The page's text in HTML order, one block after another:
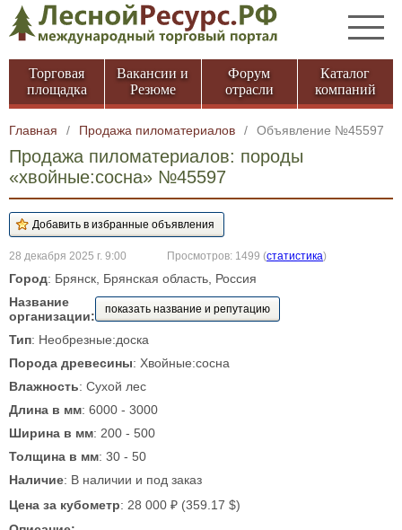
Торговая
площадка
Вакансии и
Резюме
Форум
отрасли
Каталог
компаний
Главная / Продажа пиломатериалов / Объявление №45597
Продажа пиломатериалов: породы
«хвойные:сосна» №45597
28 декабря 2025 г. 9:00 Просмотров: 1499 (статистика)
Город: Брянск, Брянская область, Россия
Название
организации:
показать название и репутацию
Тип: Необрезные:доска
Порода древесины: Хвойные:сосна
Влажность: Сухой лес
Длина в мм: 6000 - 3000
Ширина в мм: 200 - 500
Толщина в мм: 30 - 50
Наличие: В наличии и под заказ
Цена за кубометр: 28 000 ₽ (359.17 $)